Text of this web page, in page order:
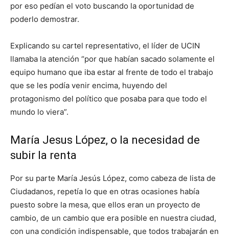
por eso pedían el voto buscando la oportunidad de
poderlo demostrar.
Explicando su cartel representativo, el líder de UCIN
llamaba la atención “por que habían sacado solamente el
equipo humano que iba estar al frente de todo el trabajo
que se les podía venir encima, huyendo del
protagonismo del político que posaba para que todo el
mundo lo viera”.
María Jesus López, o la necesidad de
subir la renta
Por su parte María Jesús López, como cabeza de lista de
Ciudadanos, repetía lo que en otras ocasiones había
puesto sobre la mesa, que ellos eran un proyecto de
cambio, de un cambio que era posible en nuestra ciudad,
con una condición indispensable, que todos trabajarán en